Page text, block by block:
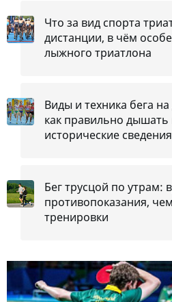
Что за вид спорта
дистанции, в чём
лыжного триатлона
Виды и техника бега
как правильно дышать
исторические сведения
Бег трусцой по утрам:
противопоказания,
тренировки